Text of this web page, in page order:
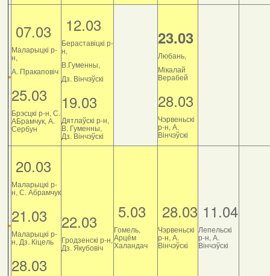
07.03
Маларыцкі р-
н,
А. Пракаповіч
25.03
Брэсцкі р-н, С.
АБрамчук, А.
Сербун
12.03
Бераставіцкі р-
н,
В.Гуменны,
Дз. Вінчэўскі
19.03
Дятлаўскі р-н,
В. Гуменны,
Дз. Вінчэўскі
23.03
Любань,
Мікалай
Верабей
28.03
Чэрвеньскі
р-н, А.
Вінчэўскі
20.03
Маларыцкі р-
н, С. Абрамчук
21.03
Маларыцкі р-
н, Дз. Кіцель
28.03
22.03
Гродзенскі р-н,
Дз. Якубовіч
5.03
Гомель,
Арцём
Халандач
28.03
Чэрвеньскі
р-н, А.
Вінчэўскі
11.04
Лепельскі
р-н, А.
Вінчэўскі